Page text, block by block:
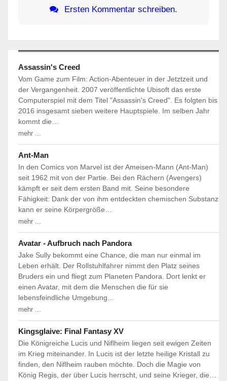
Ersten Kommentar schreiben.
Assassin's Creed
Vom Game zum Film: Action-Abenteuer in der Jetztzeit und
der Vergangenheit. 2007 veröffentlichte Ubisoft das erste
Computerspiel mit dem Titel "Assassin's Creed". Es folgten bis
2016 insgesamt sieben weitere Hauptspiele. Im selben Jahr
kommt die…
mehr ...
Ant-Man
In den Comics von Marvel ist der Ameisen-Mann (Ant-Man)
seit 1962 mit von der Partie. Bei den Rächern (Avengers)
kämpft er seit dem ersten Band mit. Seine besondere
Fähigkeit: Dank der von ihm entdeckten chemischen Substanz
kann er seine Körpergröße…
mehr ...
Avatar - Aufbruch nach Pandora
Jake Sully bekommt eine Chance, die man nur einmal im
Leben erhält. Der Rollstuhlfahrer nimmt den Platz seines
Bruders ein und fliegt zum Planeten Pandora. Dort lenkt er
einen Avatar, mit dem die Menschen die für sie
lebensfeindliche Umgebung…
mehr ...
Kingsglaive: Final Fantasy XV
Die Königreiche Lucis und Niflheim liegen seit ewigen Zeiten
im Krieg miteinander. In Lucis ist der letzte heilige Kristall zu
finden, den Niflheim rauben möchte. Doch die Magie von
König Regis, der über Lucis herrscht, und seine Krieger, die…